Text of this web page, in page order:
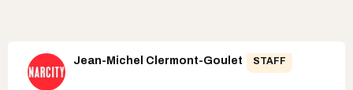
Jean-Michel Clermont-Goulet STAFF